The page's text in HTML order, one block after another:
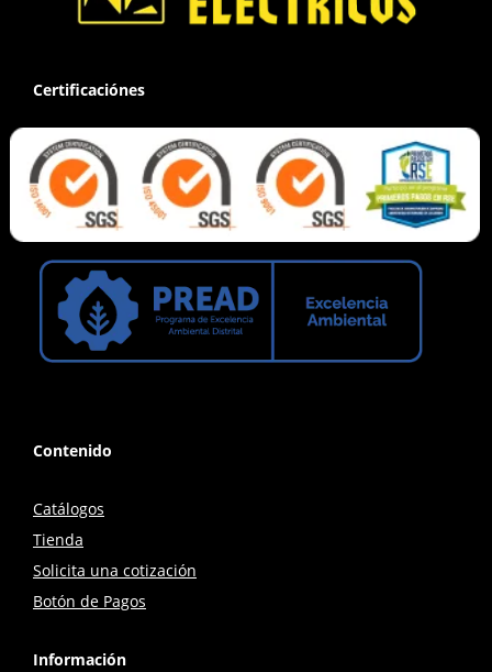
Certificaciónes
Contenido
Catálogos
Tienda
Solicita una cotización
Botón de Pagos
Información